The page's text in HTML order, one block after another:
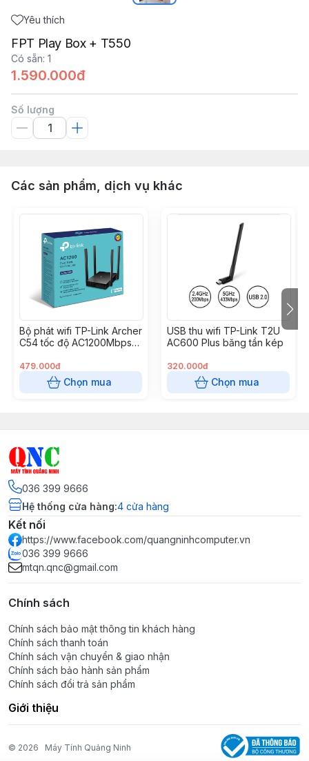
Yêu thích
FPT Play Box + T550
Có sẵn: 1
1.590.000đ
Số lượng
Các sản phẩm, dịch vụ khác
Bộ phát wifi TP-Link Archer
C54 tốc độ AC1200Mbps
479.000đ
Chọn mua
USB thu wifi TP-Link T2U
AC600 Plus băng tần kép
320.000đ
Chọn mua
036 399 9666
Hệ thống cửa hàng:4 cửa hàng
Kết nối
https://www.facebook.com/quangninhcomputer.vn
036 399 9666
mtqn.qnc@gmail.com
Chính sách
Chính sách bảo mật thông tin khách hàng
Chính sách thanh toán
Chính sách vận chuyển & giao nhận
Chính sách bảo hành sản phẩm
Chính sách đổi trả sản phẩm
Giới thiệu
© 2026 Máy Tính Quảng Ninh